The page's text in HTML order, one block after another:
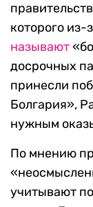
которого
называют
досрочных
принесли
Болгария»,
нужным
По мнению
учитывают